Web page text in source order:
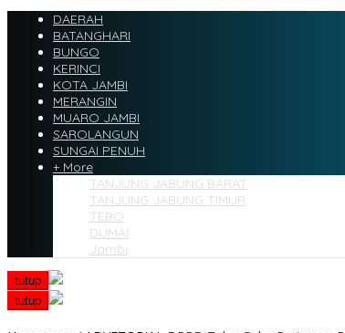
DAERAH
BATANGHARI
BUNGO
KERINCI
KOTA JAMBI
MERANGIN
MUARO JAMBI
SAROLANGUN
SUNGAI PENUH
+ More
TANJUNG JABUNG BARAT
TANJUNG JABUNG TIMUR
TEBO
DUMAI
Jambi
tutup
tutup